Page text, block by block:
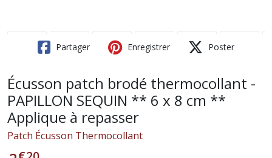
Partager Enregistrer Poster
Écusson patch brodé thermocollant -
PAPILLON SEQUIN ** 6 x 8 cm **
Applique à repasser
Patch Écusson Thermocollant